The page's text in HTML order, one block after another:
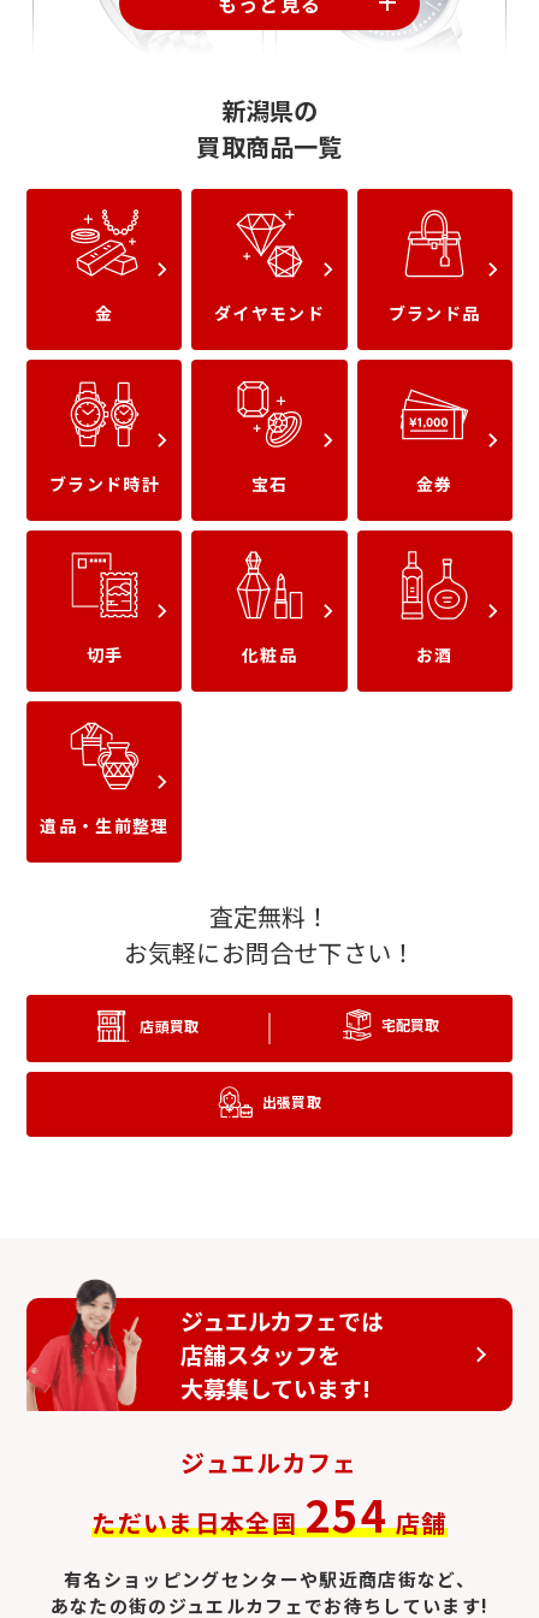
パテックフィリップ パネライ
オーデマピゲ IWC
ジャガールクルト ブライトリング
ランゲ&ゾーネ
エルメス時計 セイコー
新潟県の
買取商品一覧
金 ダイヤモンド ブランド品
ブランド時計 宝石 金券
切手 化粧品 お酒
遺品・生前整理
査定無料！
お気軽にお問合せ下さい！
店頭買取 宅配買取
出張買取
ジュエルカフェでは
店舗スタッフを
大募集しています!
ジュエルカフェ
ただいま日本全国 254 店舗
有名ショッピングセンターや駅近商店街など、
あなたの街のジュエルカフェでお待ちしています!